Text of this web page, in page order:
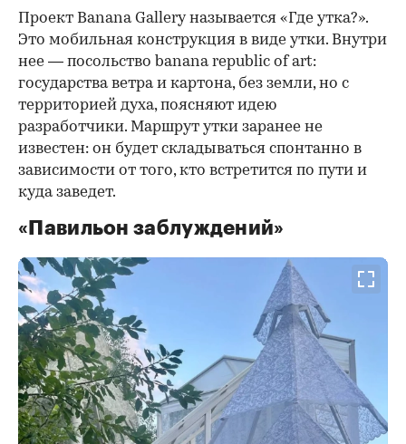
Проект Banana Gallery называется «Где утка?».
Это мобильная конструкция в виде утки. Внутри
нее — посольство banana republic of art:
государства ветра и картона, без земли, но с
территорией духа, поясняют идею
разработчики. Маршрут утки заранее не
известен: он будет складываться спонтанно в
зависимости от того, кто встретится по пути и
куда заведет.
«Павильон заблуждений»